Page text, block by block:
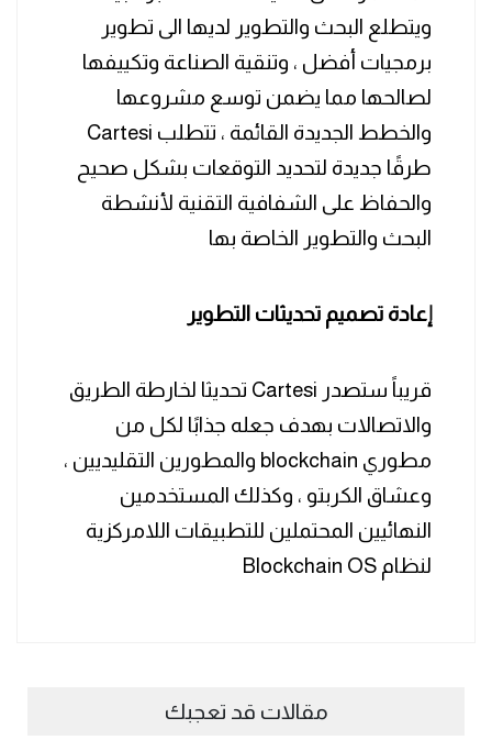
ويتطلع البحث والتطوير لديها الى تطوير
برمجيات أفضل ، وتنقية الصناعة وتكييفها
لصالحها مما يضمن توسع مشروعها
والخطط الجديدة القائمة ، تتطلب Cartesi
طرقًا جديدة لتحديد التوقعات بشكل صحيح
والحفاظ على الشفافية التقنية لأنشطة
البحث والتطوير الخاصة بها
إعادة تصميم تحديثات التطوير
قريباً ستصدر Cartesi تحديثا لخارطة الطريق
والاتصالات بهدف جعله جذابًا لكل من
مطوري blockchain والمطورين التقليديين ،
وعشاق الكربتو ، وكذلك المستخدمين
النهائيين المحتملين للتطبيقات اللامركزية
لنظام Blockchain OS
مقالات قد تعجبك